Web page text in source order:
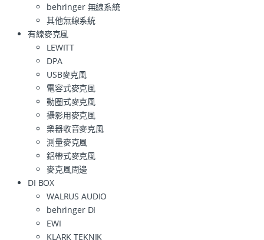
behringer 無線系統
其他無線系統
有線麥克風
LEWITT
DPA
USB麥克風
電容式麥克風
動圈式麥克風
攝影用麥克風
樂器收音麥克風
測量麥克風
鋁帶式麥克風
麥克風周邊
DI BOX
WALRUS AUDIO
behringer DI
EWI
KLARK TEKNIK